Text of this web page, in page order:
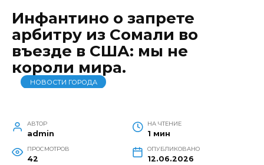
Инфантино о запрете
арбитру из Сомали во
въезде в США: мы не
короли мира.
НОВОСТИ ГОРОДА
АВТОР
admin
НА ЧТЕНИЕ
1 мин
ПРОСМОТРОВ
42
ОПУБЛИКОВАНО
12.06.2026